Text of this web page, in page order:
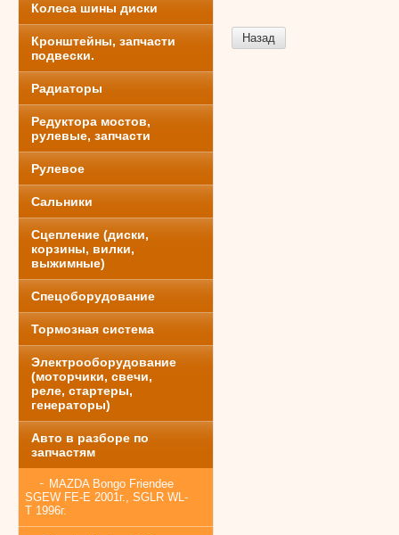
Колеса шины диски
Кронштейны, запчасти
подвески.
Радиаторы
Редуктора мостов,
рулевые, запчасти
Рулевое
Сальники
Сцепление (диски,
корзины, вилки,
выжимные)
Спецоборудование
Тормозная система
Электрооборудование
(моторчики, свечи,
реле, стартеры,
генераторы)
Авто в разборе по
запчастям
MAZDA Bongo Friendee
SGEW FE-E 2001г., SGLR WL-
T 1996г.
Назад